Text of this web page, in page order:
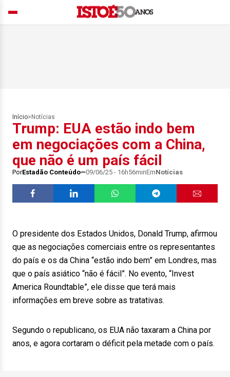
Início> Notícias
Trump: EUA estão indo bem
em negociações com a China,
que não é um país fácil
PorEstadão Conteúdo 09/06/25 - 16h56minEmNotícias
O presidente dos Estados Unidos, Donald Trump, afirmou
que as negociações comerciais entre os representantes
do país e os da China “estão indo bem” em Londres, mas
que o país asiático “não é fácil”. No evento, “Invest
America Roundtable”, ele disse que terá mais
informações em breve sobre as tratativas.
Segundo o republicano, os EUA não taxaram a China por
anos, e agora cortaram o déficit pela metade com o país.